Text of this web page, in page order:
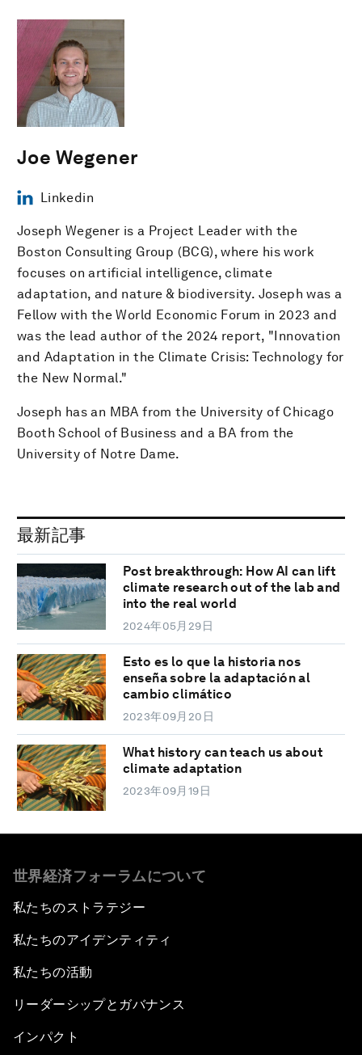
Joe Wegener
Linkedin
Joseph Wegener is a Project Leader with the
Boston Consulting Group (BCG), where his work
focuses on artificial intelligence, climate
adaptation, and nature & biodiversity. Joseph was a
Fellow with the World Economic Forum in 2023 and
was the lead author of the 2024 report, "Innovation
and Adaptation in the Climate Crisis: Technology for
the New Normal."
Joseph has an MBA from the University of Chicago
Booth School of Business and a BA from the
University of Notre Dame.
最新記事
Post breakthrough: How AI can lift
climate research out of the lab and
into the real world
2024年05月29日
Esto es lo que la historia nos
enseña sobre la adaptación al
cambio climático
2023年09月20日
What history can teach us about
climate adaptation
2023年09月19日
世界経済フォーラムについて
私たちのストラテジー
私たちのアイデンティティ
私たちの活動
リーダーシップとガバナンス
インパクト